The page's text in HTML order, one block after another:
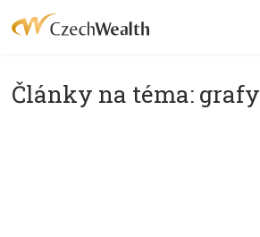
Články na téma: grafy